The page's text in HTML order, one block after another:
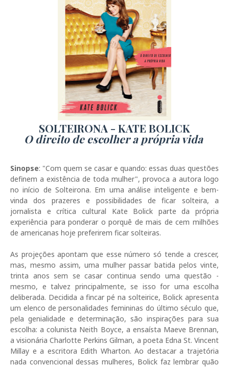
SOLTEIRONA - KATE BOLICK
O direito de escolher a própria vida
Sinopse: "Com quem se casar e quando: essas duas questões
definem a existência de toda mulher", provoca a autora logo
no início de Solteirona. Em uma análise inteligente e bem-
vinda dos prazeres e possibilidades de ficar solteira, a
jornalista e crítica cultural Kate Bolick parte da própria
experiência para ponderar o porquê de mais de cem milhões
de americanas hoje preferirem ficar solteiras.
As projeções apontam que esse número só tende a crescer,
mas, mesmo assim, uma mulher passar batida pelos vinte,
trinta anos sem se casar continua sendo uma questão -
mesmo, e talvez principalmente, se isso for uma escolha
deliberada. Decidida a fincar pé na solteirice, Bolick apresenta
um elenco de personalidades femininas do último século que,
pela genialidade e determinação, são inspirações para sua
escolha: a colunista Neith Boyce, a ensaísta Maeve Brennan,
a visionária Charlotte Perkins Gilman, a poeta Edna St. Vincent
Millay e a escritora Edith Wharton. Ao destacar a trajetória
nada convencional dessas mulheres, Bolick faz lembrar quão